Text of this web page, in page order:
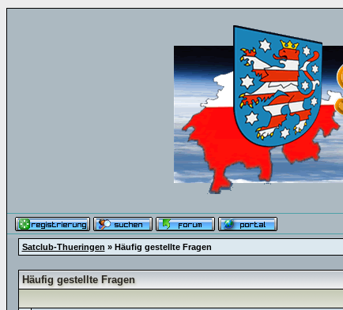
Satclub-Thueringen » Häufig gestellte Fragen
Häufig gestellte Fragen